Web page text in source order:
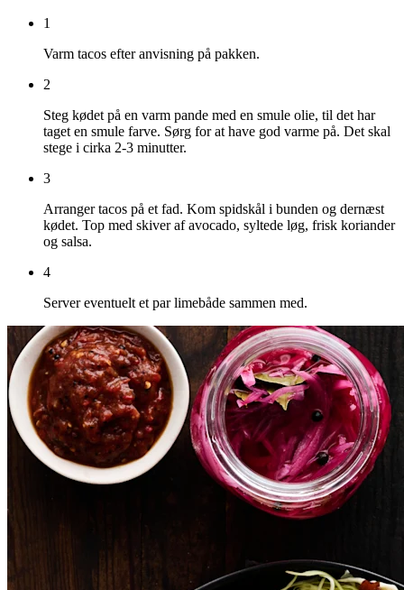
1
Varm tacos efter anvisning på pakken.
2
Steg kødet på en varm pande med en smule olie, til det har
taget en smule farve. Sørg for at have god varme på. Det skal
stege i cirka 2-3 minutter.
3
Arranger tacos på et fad. Kom spidskål i bunden og dernæst
kødet. Top med skiver af avocado, syltede løg, frisk koriander
og salsa.
4
Server eventuelt et par limebåde sammen med.